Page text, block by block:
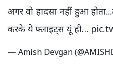
अगर वो हादसा नहीं हुआ
करके ये फ्लाइट्स यूं ही…
— Amish Devgan